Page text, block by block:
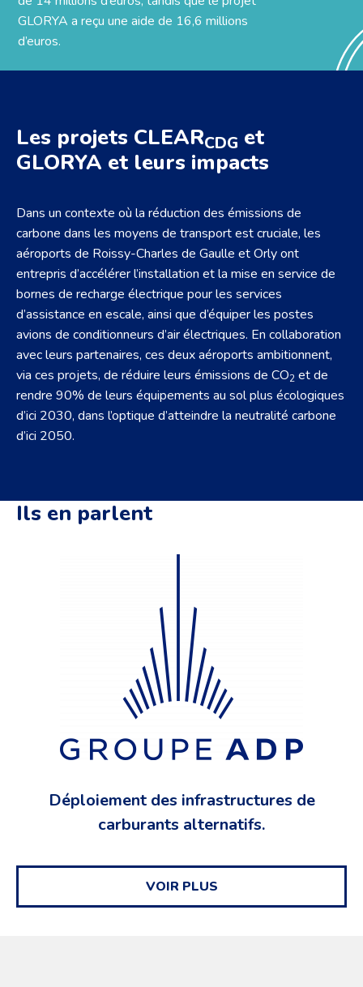
GLORYA a reçu une aide de 16,6 millions
d’euros.
Les projets CLEARCDG et
GLORYA et leurs impacts
Dans un contexte où la réduction des émissions de
carbone dans les moyens de transport est cruciale, les
aéroports de Roissy-Charles de Gaulle et Orly ont
entrepris d’accélérer l’installation et la mise en service de
bornes de recharge électrique pour les services
d’assistance en escale, ainsi que d’équiper les postes
avions de conditionneurs d’air électriques. En collaboration
avec leurs partenaires, ces deux aéroports ambitionnent,
via ces projets, de réduire leurs émissions de CO2 et de
rendre 90% de leurs équipements au sol plus écologiques
d’ici 2030, dans l’optique d’atteindre la neutralité carbone
d’ici 2050.
Ils en parlent
Déploiement des infrastructures de
carburants alternatifs.
VOIR PLUS